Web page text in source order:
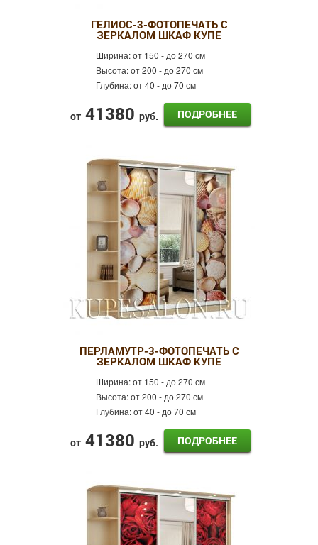
ГЕЛИОС-3-ФОТОПЕЧАТЬ С
ЗЕРКАЛОМ ШКАФ КУПЕ
Ширина:от 150 - до 270 см
Высота:от 200 - до 270 см
Глубина:от 40 - до 70 см
от 41380 руб. ПОДРОБНЕЕ
ПЕРЛАМУТР-3-ФОТОПЕЧАТЬ С
ЗЕРКАЛОМ ШКАФ КУПЕ
Ширина:от 150 - до 270 см
Высота:от 200 - до 270 см
Глубина:от 40 - до 70 см
от 41380 руб. ПОДРОБНЕЕ